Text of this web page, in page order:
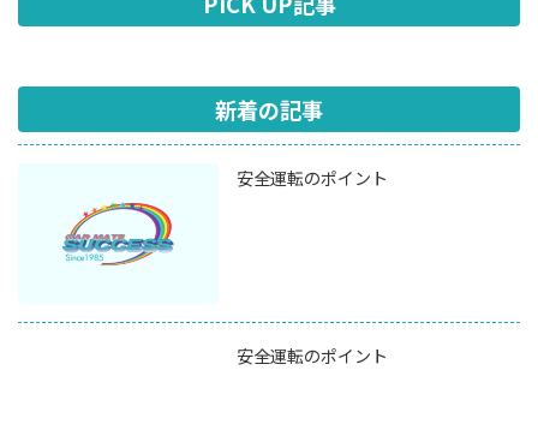
新着の記事
安全運転のポイント
安全運転のポイント